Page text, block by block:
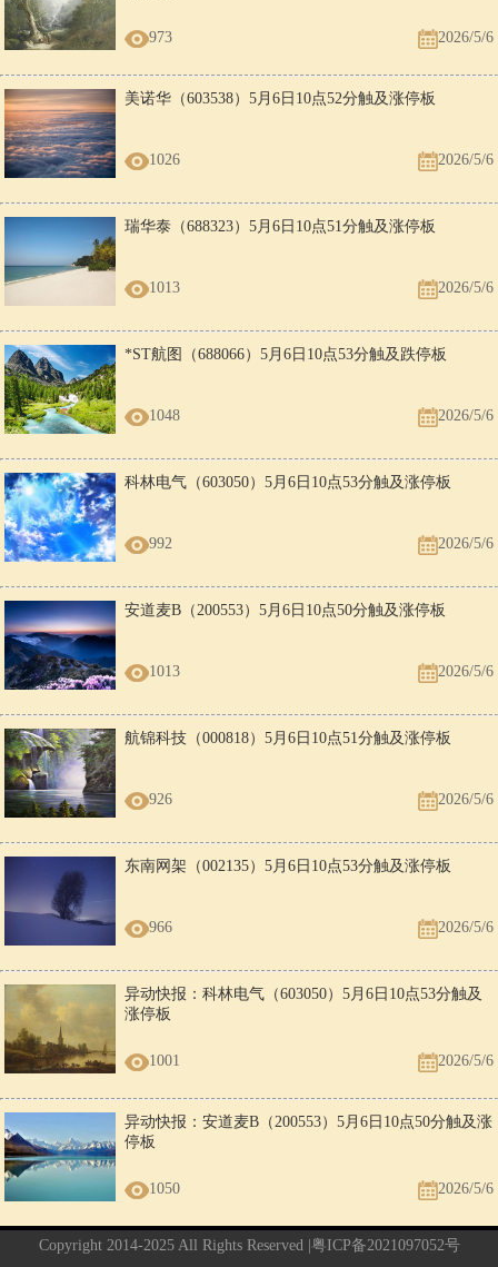
973 2026/5/6
美诺华（603538）5月6日10点52分触及涨停板
1026 2026/5/6
瑞华泰（688323）5月6日10点51分触及涨停板
1013 2026/5/6
*ST航图（688066）5月6日10点53分触及跌停板
1048 2026/5/6
科林电气（603050）5月6日10点53分触及涨停板
992 2026/5/6
安道麦B（200553）5月6日10点50分触及涨停板
1013 2026/5/6
航锦科技（000818）5月6日10点51分触及涨停板
926 2026/5/6
东南网架（002135）5月6日10点53分触及涨停板
966 2026/5/6
异动快报：科林电气（603050）5月6日10点53分触及
涨停板
1001 2026/5/6
异动快报：安道麦B（200553）5月6日10点50分触及涨
停板
1050 2026/5/6
Copyright 2014-2025 All Rights Reserved | 粤ICP备2021097052号